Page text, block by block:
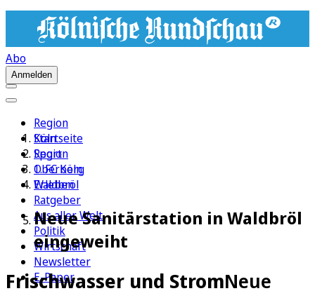
Abo
Anmelden
Region
Köln
Sport
1. FC Köln
Erleben
Ratgeber
Aus aller Welt
Politik
Wirtschaft
Newsletter
E-Paper
Startseite
Region
Oberberg
Waldbröl
Neue Sanitärstation in Waldbröl
eingeweiht
Frischwasser und StromNeue